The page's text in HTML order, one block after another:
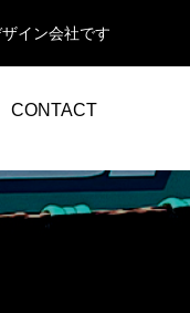
イン会社です
CONTACT